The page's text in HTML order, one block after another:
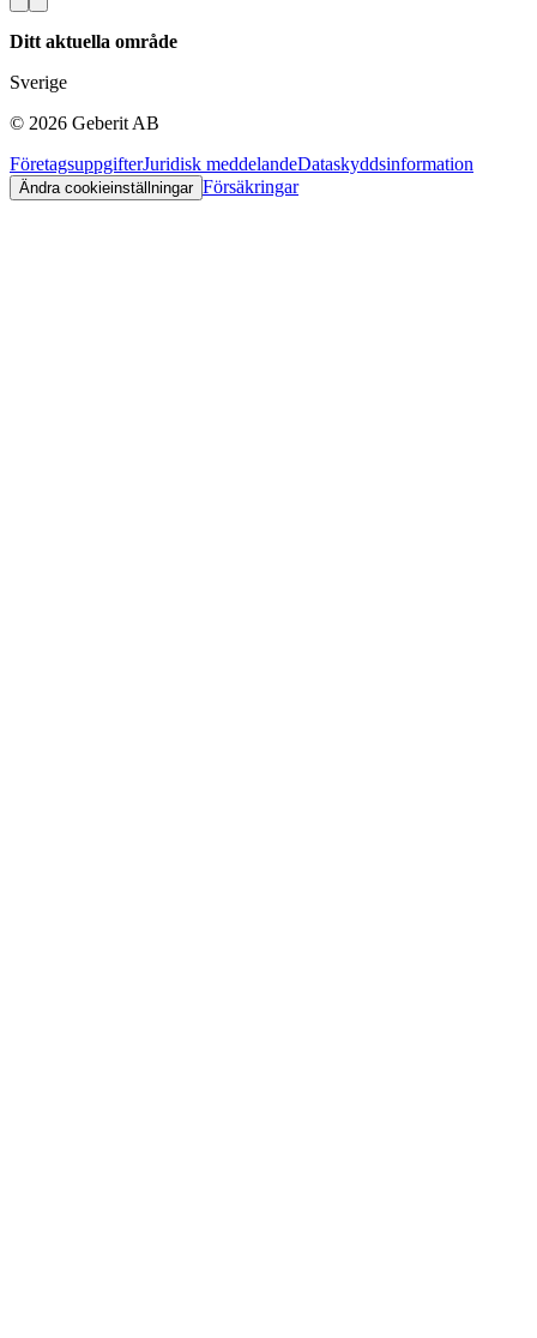
Ditt aktuella område
Sverige
© 2026 Geberit AB
FöretagsuppgifterJuridisk meddelandeDataskyddsinformation
Ändra cookieinställningar Försäkringar